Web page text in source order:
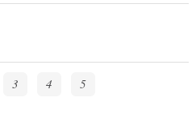
3 4 5